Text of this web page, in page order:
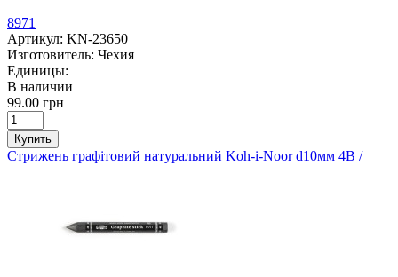
8971
Артикул: KN-23650
Изготовитель: Чехия
Единицы:
В наличии
99.00 грн
Купить
Стрижень графітовий натуральний Koh-i-Noor d10мм 4В /